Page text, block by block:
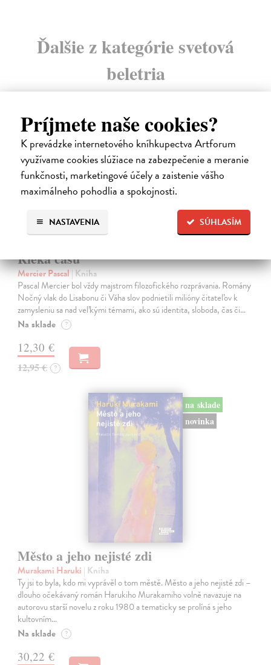
Príjmete naše cookies?
K prevádzke internetového kníhkupectva Artforum
využívame cookies slúžiace na zabezpečenie a meranie
funkčnosti, marketingové účely a zaistenie vášho
maximálneho pohodlia a spokojnosti.
SÚHLASÍM
NASTAVENIA
Ďalšie z kategórie svetová
beletria
Rieka času
Mercier Pascal| Kniha
Pascal Mercier bol vždy majstrom filozofického rozprávania. Romány
Nočný vlak do Lisabonu či Váha slov podnietili milióny čitateľov k
zamysleniu sa nad veľkými témami, ako sú identita, sloboda, čas či…
Na sklade ?
12,30 €
12,95 € ?
na sklade
novinka
Město a jeho nejisté zdi
Murakami Haruki | Kniha
Ty jsi to byla, kdo mi vyprávěl o tom městě. Město a jeho nejisté zdi –
dlouho očekávaný román Harukiho Murakamiho volně navazuje na
autorovu starší novelu z roku 1980 a tematicky se prolíná s jeho
kultovním…
Na sklade ?
30,22 €